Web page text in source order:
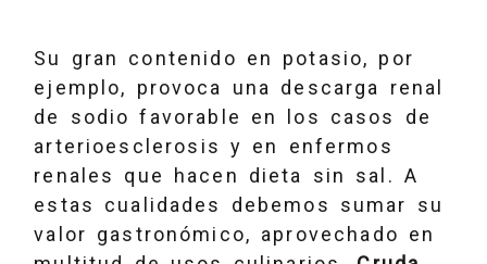
Su gran contenido en potasio, por
ejemplo, provoca una descarga renal
de sodio favorable en los casos de
arterioesclerosis y en enfermos
renales que hacen dieta sin sal. A
estas cualidades debemos sumar su
valor gastronómico, aprovechado en